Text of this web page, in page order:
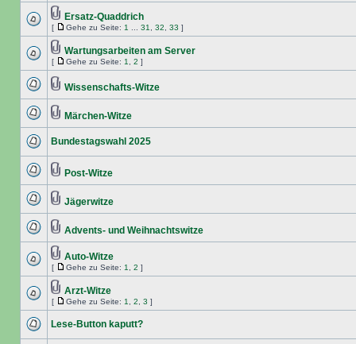
Ersatz-Quaddrich
[ Gehe zu Seite: 1 31 32 33 ]
Wartungsarbeiten am Server
[ Gehe zu Seite: 1 2 ]
Wissenschafts-Witze
Märchen-Witze
Bundestagswahl 2025
Post-Witze
Jägerwitze
Advents- und Weihnachtswitze
Auto-Witze
[ Gehe zu Seite: 1 2 ]
Arzt-Witze
[ Gehe zu Seite: 1 2 3 ]
Lese-Button kaputt?